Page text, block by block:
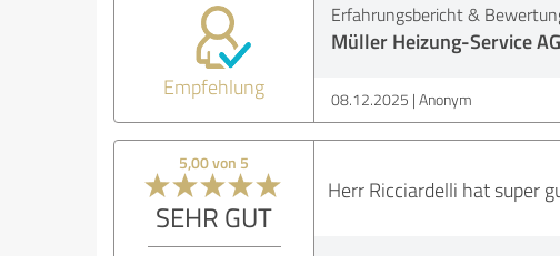
Empfehlung
Erfahrungsbericht &
Müller Heizung-Service AG
08.12.2025 Anonym
5,00 von 5
SEHR GUT
Herr Ricciardelli hat super